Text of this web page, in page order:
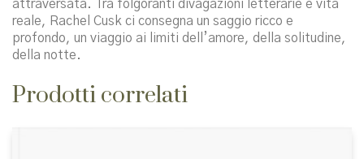
attraversata. Tra folgoranti divagazioni letterarie e vita
reale, Rachel Cusk ci consegna un saggio ricco e
profondo, un viaggio ai limiti dell’amore, della solitudine,
della notte.
Prodotti correlati